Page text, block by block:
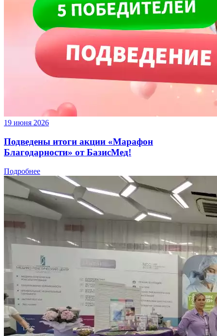
19 июня 2026
​Подведены итоги акции «Марафон
Благодарности» от БазисМед!
Подробнее